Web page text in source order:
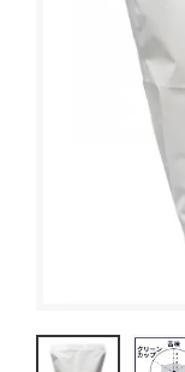
デカフェオーガニ
大容量コーヒー豆
HIRO CERT認証農
ハニープロセス
ネルドリップアイ
コーヒーの淹れ方
HIRO TIMES コー
お買い物方法